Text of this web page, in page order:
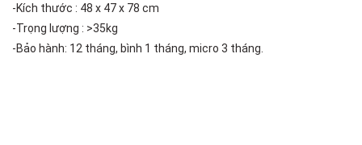
-Kích thước : 48 x 47 x 78 cm
-Trọng lượng : >35kg
-Bảo hành: 12 tháng, bình 1 tháng, micro 3 tháng.